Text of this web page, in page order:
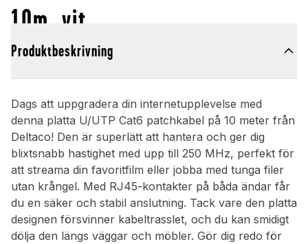
10m, vit
Produktbeskrivning
Dags att uppgradera din internetupplevelse med
denna platta U/UTP Cat6 patchkabel på 10 meter från
Deltaco! Den är superlätt att hantera och ger dig
blixtsnabb hastighet med upp till 250 MHz, perfekt för
att streama din favoritfilm eller jobba med tunga filer
utan krångel. Med RJ45-kontakter på båda ändar får
du en säker och stabil anslutning. Tack vare den platta
designen försvinner kabeltrasslet, och du kan smidigt
dölja den längs väggar och möbler. Gör dig redo för